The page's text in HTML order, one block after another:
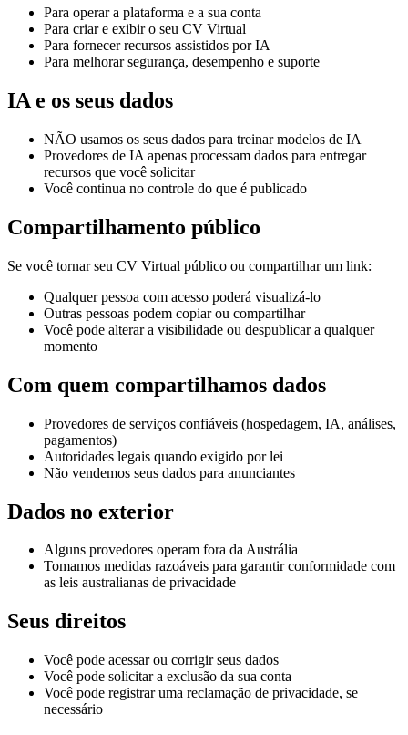
Para operar a plataforma e a sua conta
Para criar e exibir o seu CV Virtual
Para fornecer recursos assistidos por IA
Para melhorar segurança, desempenho e suporte
IA e os seus dados
NÃO usamos os seus dados para treinar modelos de IA
Provedores de IA apenas processam dados para entregar
recursos que você solicitar
Você continua no controle do que é publicado
Compartilhamento público
Se você tornar seu CV Virtual público ou compartilhar um link:
Qualquer pessoa com acesso poderá visualizá-lo
Outras pessoas podem copiar ou compartilhar
Você pode alterar a visibilidade ou despublicar a qualquer
momento
Com quem compartilhamos dados
Provedores de serviços confiáveis (hospedagem, IA, análises,
pagamentos)
Autoridades legais quando exigido por lei
Não vendemos seus dados para anunciantes
Dados no exterior
Alguns provedores operam fora da Austrália
Tomamos medidas razoáveis para garantir conformidade com
as leis australianas de privacidade
Seus direitos
Você pode acessar ou corrigir seus dados
Você pode solicitar a exclusão da sua conta
Você pode registrar uma reclamação de privacidade, se
necessário